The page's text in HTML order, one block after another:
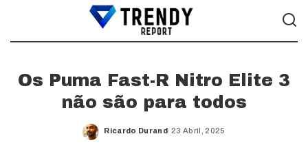
Os Puma Fast-R Nitro Elite 3
não são para todos
Posted
Ricardo Durand 23 Abril, 2025